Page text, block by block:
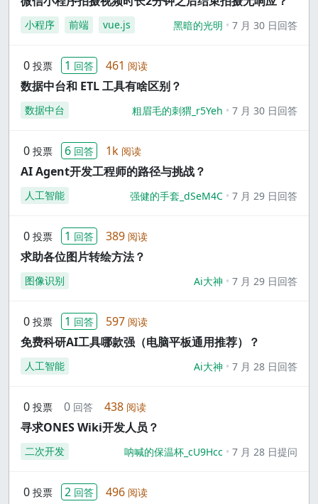
小程序 前端 vue.js 黑暗的光明 7 月 30 日回答
0 投票 1 回答 461 阅读
数据中台和 ETL 工具有啥区别？
数据中台 粗眉毛的刺猬_r5Yeh 7 月 30 日回答
0 投票 6 回答 1k 阅读
AI Agent开发工程师的路径与挑战？
人工智能 强健的手套_dSeM4C 7 月 29 日回答
0 投票 1 回答 389 阅读
求助各位图片转绘方法？
图像识别 Ai大神 7 月 29 日回答
0 投票 1 回答 597 阅读
免费科研AI工具哪款强（电脑平板通用推荐）？
人工智能 Ai大神 7 月 28 日回答
0 投票 0 回答 438 阅读
寻求ONES Wiki开发人员？
二次开发 呐喊的保温杯_cU9Hcc 7 月 28 日提问
0 投票 2 回答 496 阅读